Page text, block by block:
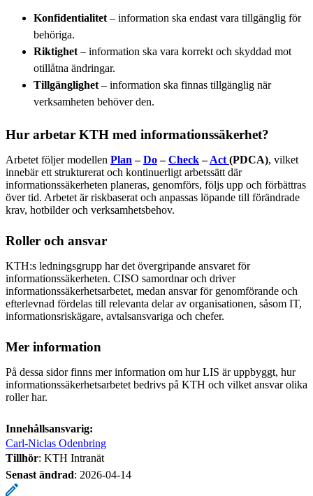
Konfidentialitet – information ska endast vara tillgänglig för
behöriga.
Riktighet – information ska vara korrekt och skyddad mot
otillåtna ändringar.
Tillgänglighet – information ska finnas tillgänglig när
verksamheten behöver den.
Hur arbetar KTH med informationssäkerhet?
Arbetet följer modellen Plan –Do–Check–Act (PDCA), vilket
innebär ett strukturerat och kontinuerligt arbetssätt där
informationssäkerheten planeras, genomförs, följs upp och förbättras
över tid. Arbetet är riskbaserat och anpassas löpande till förändrade
krav, hotbilder och verksamhetsbehov.
Roller och ansvar
KTH:s ledningsgrupp har det övergripande ansvaret för
informationssäkerheten. CISO samordnar och driver
informationssäkerhetsarbetet, medan ansvar för genomförande och
efterlevnad fördelas till relevanta delar av organisationen, såsom IT,
informationsriskägare, avtalsansvariga och chefer.
Mer information
På dessa sidor finns mer information om hur LIS är uppbyggt, hur
informationssäkerhetsarbetet bedrivs på KTH och vilket ansvar olika
roller har.
Innehållsansvarig:
Carl-Niclas Odenbring
Tillhör: KTH Intranät
Senast ändrad: 2026-04-14